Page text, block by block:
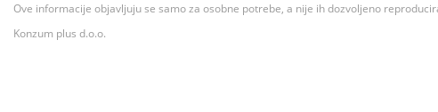
Ove informacije objavljuju se samo za osobne potrebe, a nije ih dozvoljeno
Konzum plus d.o.o.